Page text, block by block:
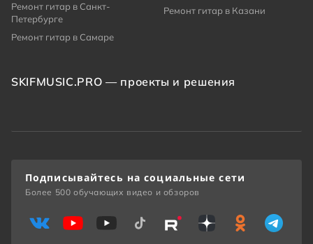
Ремонт гитар в Санкт-
Петербурге
Ремонт гитар в Казани
Ремонт гитар в Самаре
SKIFMUSIC.PRO — проекты и решения
Подписывайтесь на социальные сети
Более 500 обучающих видео и обзоров